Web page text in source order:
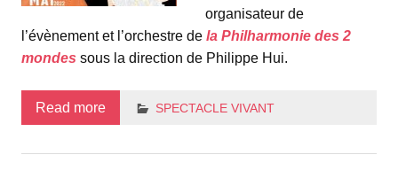
organisateur de
l’évènement et l’orchestre de la Philharmonie des 2
mondes sous la direction de Philippe Hui.
Read more SPECTACLE VIVANT